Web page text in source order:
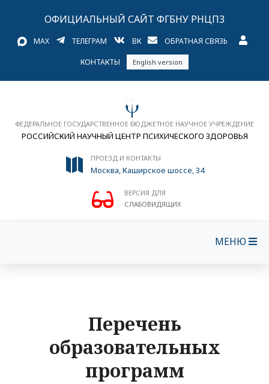
ОФИЦИАЛЬНЫЙ САЙТ ФГБНУ РНЦПЗ
MAX ТЕЛЕГРАМ ВК ОБРАТНАЯ СВЯЗЬ
КОНТАКТЫ English version
ФЕДЕРАЛЬНОЕ ГОСУДАРСТВЕННОЕ БЮДЖЕТНОЕ НАУЧНОЕ УЧРЕЖДЕНИЕ
РОССИЙСКИЙ НАУЧНЫЙ ЦЕНТР ПСИХИЧЕСКОГО ЗДОРОВЬЯ
ПРОЕЗД И КОНТАКТЫ
Москва, Каширское шоссе, 34
ВЕРСИЯ ДЛЯ
СЛАБОВИДЯЩИХ
МЕНЮ
Перечень
образовательных
программ